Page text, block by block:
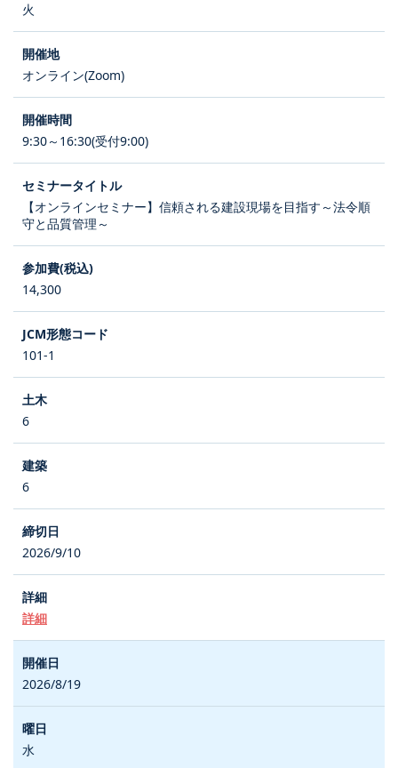
火
オンライン(Zoom)
9:30～16:30(受付9:00)
【オンラインセミナー】信頼される建設現場を目指す～法令順
守と品質管理～
14,300
101-1
6
6
2026/9/10
詳細
2026/8/19
水